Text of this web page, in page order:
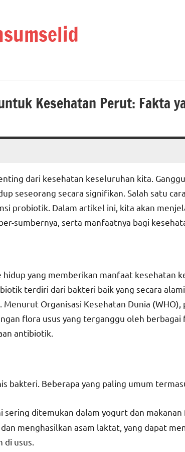
Kesehatan Perut: Fakta
dari kesehatan keseluruhan kita.
seseorang secara signifikan. Salah satu
probiotik. Dalam artikel ini, kita akan
sumbernya, serta manfaatnya bagi
yang memberikan manfaat kesehatan
terdiri dari bakteri baik yang secara
Organisasi Kesehatan Dunia
flora usus yang terganggu oleh
antibiotik.
bakteri. Beberapa yang paling umum
sering ditemukan dalam yogurt dan
menghasilkan asam laktat, yang dapat
usus.